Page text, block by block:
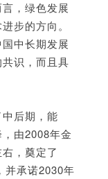
，绿色发展
步的方向。
中长期发展
识，而且具
后期，能
由2008年金
，奠定了
并承诺2030年